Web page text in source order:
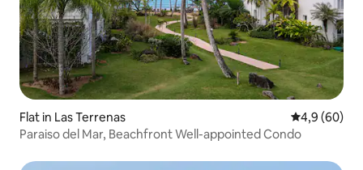
Flat in Las Terrenas Gemiddelde
4,9 (60)
Paraiso del Mar, Beachfront Well-appointed Condo